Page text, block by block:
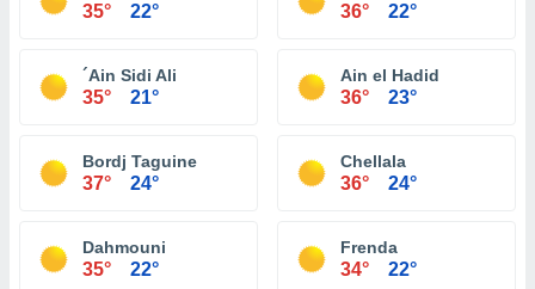
35° 22° 36° 22°
´Ain Sidi Ali
35° 21°
Ain el Hadid
36° 23°
Bordj Taguine
37° 24°
Chellala
36° 24°
Dahmouni
35° 22°
Frenda
34° 22°